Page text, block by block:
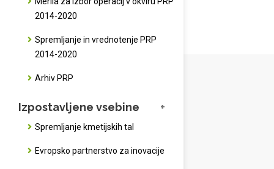
2014-2020
Spremljanje in vrednotenje PRP
2014-2020
Arhiv PRP
Izpostavljene vsebine
Spremljanje kmetijskih tal
Evropsko partnerstvo za inovacije